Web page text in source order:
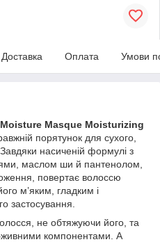
Доставка Оплата Умови
Moisture Masque Moisturizing
порятунок для сухого,
насиченій формулі з
маслом ши й пантенолом,
повертає волоссю
м’яким, гладким і
застосування.
не обтяжуючи його, та
компонентами. А